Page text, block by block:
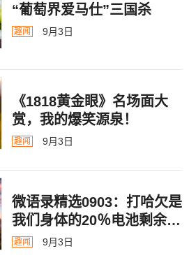
“葡萄界爱马仕”三国杀
趣闻 9月3日
《1818黄金眼》名场面大
赏，我的爆笑源泉！
趣闻 9月3日
微语录精选0903：打哈欠是
我们身体的20％电池剩余警
告
趣闻 9月3日